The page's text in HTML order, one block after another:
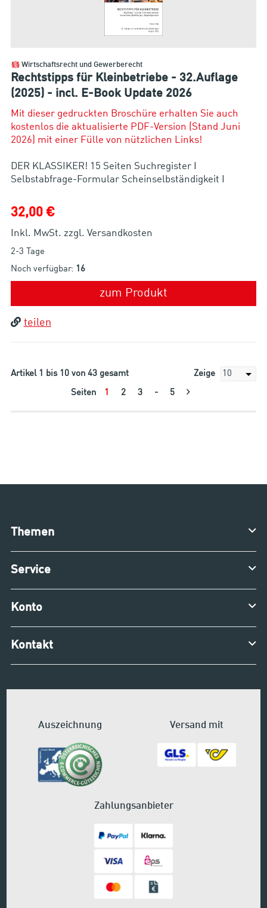
Wirtschaftsrecht und Gewerberecht
Rechtstipps für Kleinbetriebe - 32.Auflage
(2025) - incl. E-Book Update 2026
Mit dieser gedruckten Broschüre erhalten Sie auch
kostenlos die aktualisierte PDF-Version (Stand Juni
2026) mit einer Fülle von nützlichen Links!
DER KLASSIKER! 15 Seiten Suchregister I
32,00 €
Inkl. MwSt. zzgl. Versandkosten
2-3 Tage
Noch verfügbar: 16
zum Produkt
teilen
Artikel 1 bis 10von 43gesamt
Seiten 1 2 3 - 5
Zeige
Themen
Service
Konto
Kontakt
Auszeichnung Versand mit
Zahlungsanbieter